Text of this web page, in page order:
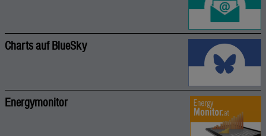
Charts auf BlueSky
Energymonitor